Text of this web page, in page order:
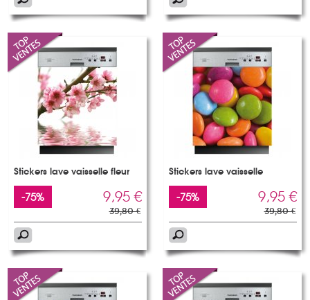
Stickers lave vaisselle fleur
-75% 9,95 €
39,80 €
Stickers lave vaisselle
-75% 9,95 €
39,80 €